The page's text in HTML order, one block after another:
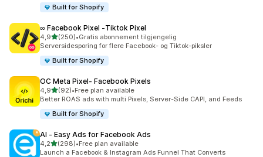
Built for Shopify
∞ Facebook Pixel ‑Tiktok Pixel
4,9av 5 stjerner
(250)
Totalt 250 omtaler
•Gratis abonnement tilgjengelig
Serversidesporing for flere Facebook- og Tiktok-piksler
Built for Shopify
OC Meta Pixel‑ Facebook Pixels
4,9av 5 stjerner
(92)
Totalt 92 omtaler
•Free plan available
Better ROAS ads with multi Pixels, Server-Side CAPI, and Feeds
Built for Shopify
AI ‑ Easy Ads for Facebook Ads
4,2av 5 stjerner
(298)
Totalt 298 omtaler
•Free plan available
Launch a Facebook & Instagram Ads Funnel That Converts